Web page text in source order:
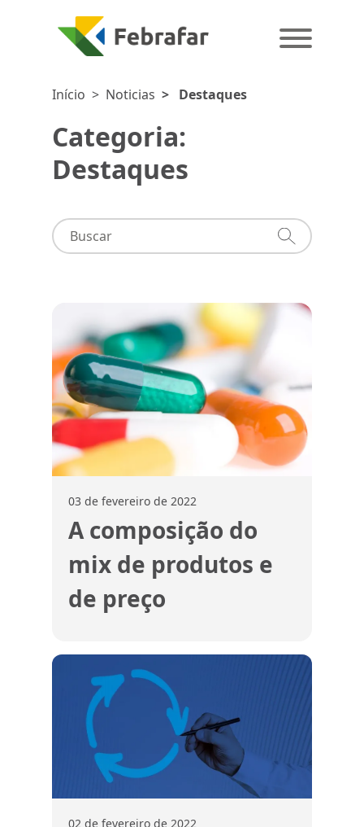
Início > Noticias > Destaques
Categoria:
Destaques
03 de fevereiro de 2022
A composição do
mix de produtos e
de preço
02 de fevereiro de 2022